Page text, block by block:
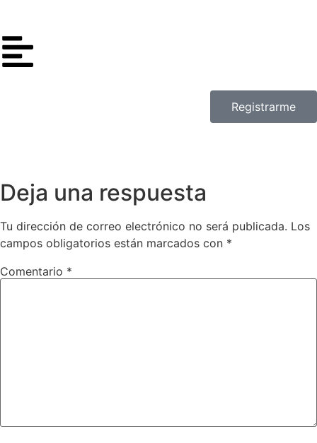
Registrarme
Deja una respuesta
Tu dirección de correo electrónico no será publicada. Los
campos obligatorios están marcados con *
Comentario *